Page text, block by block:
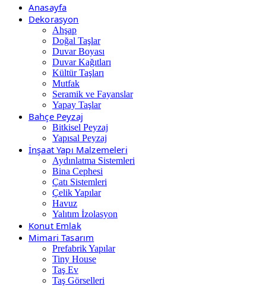
Anasayfa
Dekorasyon
Ahşap
Doğal Taşlar
Duvar Boyası
Duvar Kağıtları
Kültür Taşları
Mutfak
Seramik ve Fayanslar
Yapay Taşlar
Bahçe Peyzaj
Bitkisel Peyzaj
Yapısal Peyzaj
İnşaat Yapı Malzemeleri
Aydınlatma Sistemleri
Bina Cephesi
Çatı Sistemleri
Çelik Yapılar
Havuz
Yalıtım İzolasyon
Konut Emlak
Mimari Tasarım
Prefabrik Yapılar
Tiny House
Taş Ev
Taş Görselleri